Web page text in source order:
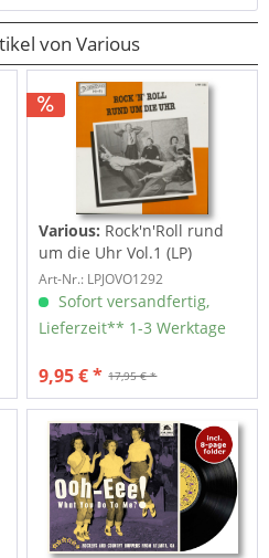
von Various
Various: Rock'n'Roll rund
um die Uhr Vol.1 (LP)
Art-Nr.: LPJOVO1292
Sofort versandfertig,
Lieferzeit** 1-3 Werktage
17,95 € *
9,95 € *